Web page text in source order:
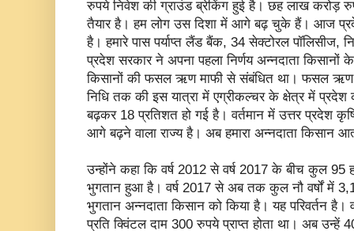
रुपये निवेश की ग्राउंड ब्रेकिंग हुई है। छह लाख करोड़
तैयार है। हम लोग उस दिशा में आगे बढ़ चुके हैं। आज
है। हमारे पास पर्याप्त लैंड बैंक, 34 सेक्टोरल पॉलिसीज,
प्रदेश सरकार ने अपना पहला निर्णय अन्नदाता किसानों
किसानों की फसल ऋण माफी से संबंधित था। फसल ऋण
निधि तक की इस यात्रा में एग्रीकल्चर के क्षेत्र में
बढ़कर 18 प्रतिशत हो गई है। वर्तमान में उत्तर प्रदेश
आगे बढ़ने वाला राज्य है। अब हमारा अन्नदाता किसान
उन्होंने कहा कि वर्ष 2012 से वर्ष 2017 के बीच कुल 95
भुगतान हुआ है। वर्ष 2017 से अब तक कुल नौ वर्षों में
भुगतान अन्नदाता किसान को किया है। यह परिवर्तन है।
प्रति क्विंटल दाम 300 रुपये प्राप्त होता था। अब उन्हें